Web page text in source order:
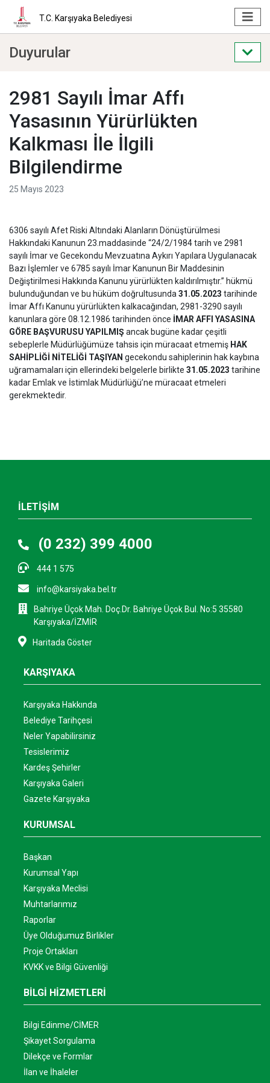
T.C. Karşıyaka Belediyesi
Duyurular
2981 Sayılı İmar Affı
Yasasının Yürürlükten
Kalkması İle İlgili
Bilgilendirme
25 Mayıs 2023
6306 sayılı Afet Riski Altındaki Alanların Dönüştürülmesi
Hakkındaki Kanunun 23.maddasinde “24/2/1984 tarih ve 2981
sayılı İmar ve Gecekondu Mevzuatına Aykırı Yapılara Uygulanacak
Bazı İşlemler ve 6785 sayılı İmar Kanunun Bir Maddesinin
Değiştirilmesi Hakkında Kanunu yürürlükten kaldırılmıştır.” hükmü
bulunduğundan ve bu hüküm doğrultusunda 31.05.2023 tarihinde
İmar Affı Kanunu yürürlükten kalkacağından, 2981-3290 sayılı
kanunlara göre 08.12.1986 tarihinden önce İMAR AFFI YASASINA
GÖRE BAŞVURUSU YAPILMIŞ ancak bugüne kadar çeşitli
sebeplerle Müdürlüğümüze tahsis için müracaat etmemiş HAK
SAHİPLİĞİ NİTELİĞİ TAŞIYAN gecekondu sahiplerinin hak kaybına
uğramamaları için ellerindeki belgelerle birlikte 31.05.2023 tarihine
kadar Emlak ve İstimlak Müdürlüğü’ne müracaat etmeleri
gerekmektedir.
İLETİŞİM
(0 232) 399 4000
444 1 575
info@karsiyaka.bel.tr
Bahriye Üçok Mah. Doç.Dr. Bahriye Üçok Bul. No:5 35580
Karşıyaka/İZMİR
Haritada Göster
KARŞIYAKA
Karşıyaka Hakkında
Belediye Tarihçesi
Neler Yapabilirsiniz
Tesislerimiz
Kardeş Şehirler
Karşıyaka Galeri
Gazete Karşıyaka
KURUMSAL
Başkan
Kurumsal Yapı
Karşıyaka Meclisi
Muhtarlarımız
Raporlar
Üye Olduğumuz Birlikler
Proje Ortakları
KVKK ve Bilgi Güvenliği
BİLGİ HİZMETLERİ
Bilgi Edinme/CİMER
Şikayet Sorgulama
Dilekçe ve Formlar
İlan ve İhaleler